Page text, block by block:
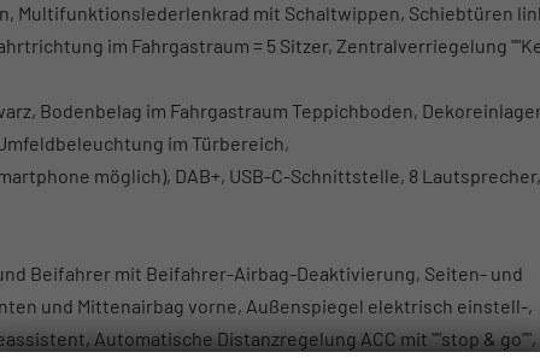
Multifunktionslederlenkrad mit Schaltwippen, Schiebtüren
im Fahrgastraum = 5 Sitzer, Zentralverriegelung
Bodenbelag im Fahrgastraum Teppichboden,
im Türbereich,
möglich), DAB+, USB-C-Schnittstelle, 8 Lautsprecher,
Beifahrer mit Beifahrer-Airbag-Deaktivierung, Seiten- und
und Mittenairbag vorne, Außenspiegel elektrisch einstell-,
Automatische Distanzregelung ACC mit ""stop & go"",